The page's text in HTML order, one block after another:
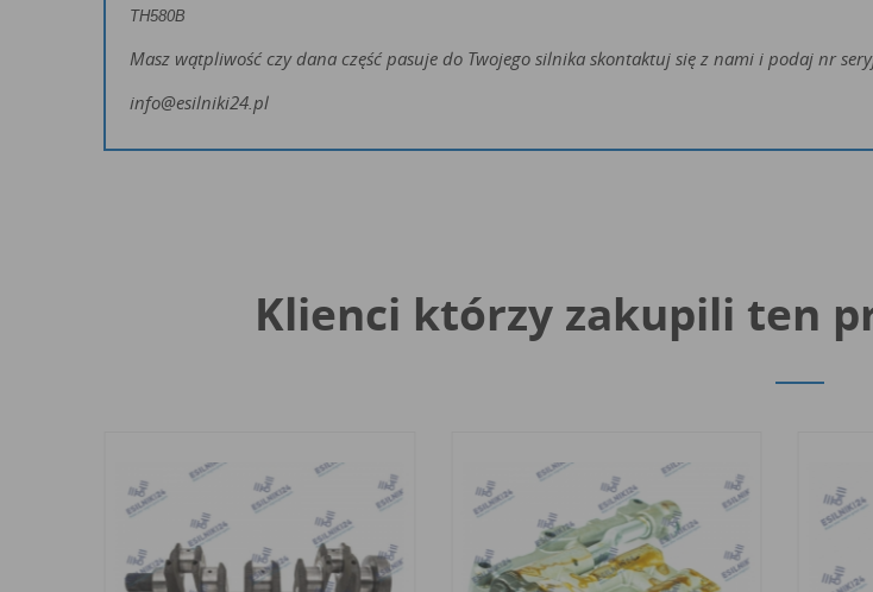
TH580B
Masz wątpliwość czy dana część pasuje do Twojego silnika skontaktuj się z nami i podaj nr
info@esilniki24.pl
Klienci którzy zakupili ten